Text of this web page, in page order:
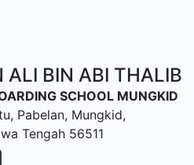
ALI BIN ABI THALIB
SCHOOL MUNGKID
Pabelan, Mungkid,
Tengah 56511